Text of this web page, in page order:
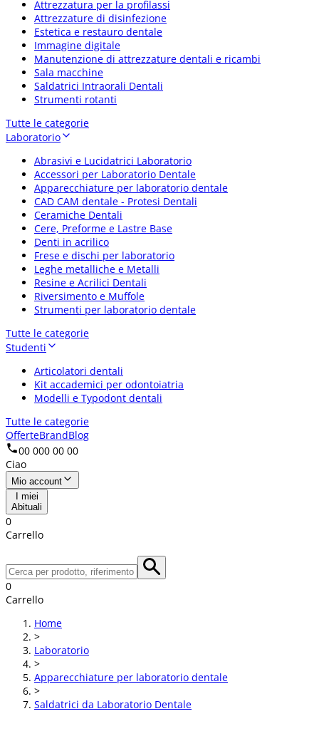
Attrezzatura per la profilassi
Attrezzature di disinfezione
Estetica e restauro dentale
Immagine digitale
Manutenzione di attrezzature dentali e ricambi
Sala macchine
Saldatrici Intraorali Dentali
Strumenti rotanti
Tutte le categorie
Laboratorio
Abrasivi e Lucidatrici Laboratorio
Accessori per Laboratorio Dentale
Apparecchiature per laboratorio dentale
CAD CAM dentale - Protesi Dentali
Ceramiche Dentali
Cere, Preforme e Lastre Base
Denti in acrilico
Frese e dischi per laboratorio
Leghe metalliche e Metalli
Resine e Acrilici Dentali
Riversimento e Muffole
Strumenti per laboratorio dentale
Tutte le categorie
Studenti
Articolatori dentali
Kit accademici per odontoiatria
Modelli e Typodont dentali
Tutte le categorie
OfferteBrandBlog
00 000 00 00
Ciao
Mio account
I miei
Abituali
0
Carrello
0
Carrello
Home
>
Laboratorio
>
Apparecchiature per laboratorio dentale
>
Saldatrici da Laboratorio Dentale